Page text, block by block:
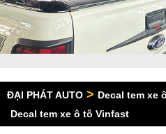
ĐẠI PHÁT AUTO > Decal tem xe
Decal tem xe ô tô Vinfast